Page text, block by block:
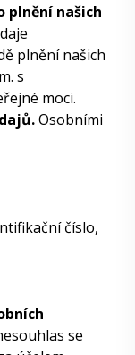
plnění našich
plnění našich
s
moci.
Osobními
číslo,
se